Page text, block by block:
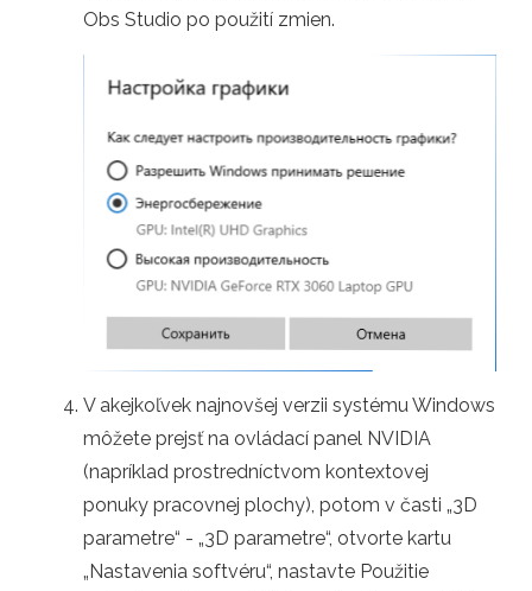
Obs Studio po použití zmien.
V akejkoľvek najnovšej verzii systému Windows
môžete prejsť na ovládací panel NVIDIA
(napríklad prostredníctvom kontextovej
ponuky pracovnej plochy), potom v časti „3D
parametre“ - „3D parametre“, otvorte kartu
„Nastavenia softvéru“, nastavte Použitie